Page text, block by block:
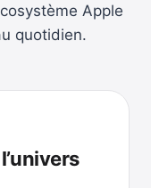
Apple
quotidien.